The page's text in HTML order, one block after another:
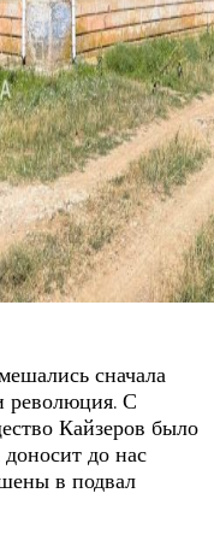
сначала
революция. С
Кайзеров было
до нас
в подвал